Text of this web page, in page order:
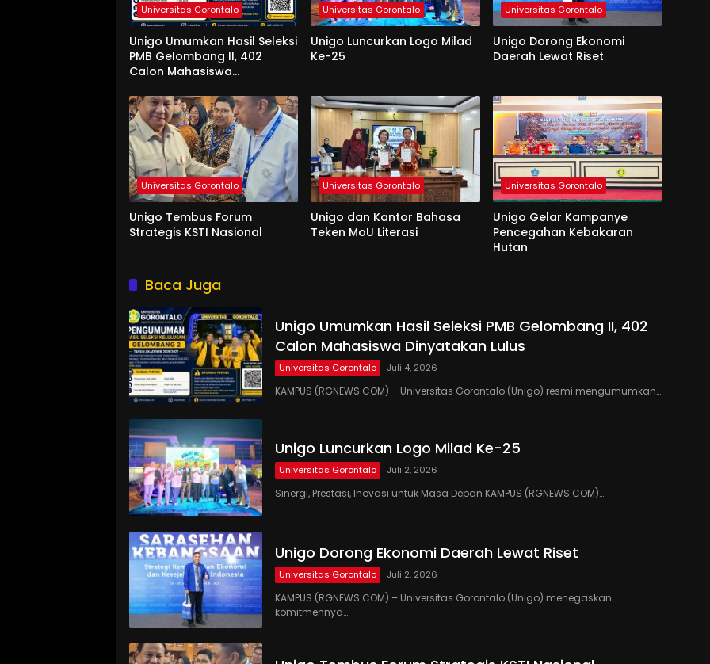
Universitas Gorontalo
Unigo Umumkan Hasil Seleksi
PMB Gelombang II, 402
Calon Mahasiswa
Universitas Gorontalo
Unigo Luncurkan Logo Milad
Ke-25
Universitas Gorontalo
Unigo Dorong Ekonomi
Daerah Lewat Riset
Universitas Gorontalo
Unigo Tembus Forum
Strategis KSTI Nasional
Universitas Gorontalo
Unigo dan Kantor Bahasa
Teken MoU Literasi
Universitas Gorontalo
Unigo Gelar Kampanye
Pencegahan Kebakaran
Hutan
Baca Juga
Unigo Umumkan Hasil Seleksi PMB Gelombang II, 402
Calon Mahasiswa Dinyatakan Lulus
Universitas Gorontalo Juli 4, 2026
KAMPUS (RGNEWS.COM) – Universitas Gorontalo (Unigo) resmi mengumumkan…
Unigo Luncurkan Logo Milad Ke-25
Universitas Gorontalo Juli 2, 2026
Sinergi, Prestasi, Inovasi untuk Masa Depan KAMPUS (RGNEWS.COM)…
Unigo Dorong Ekonomi Daerah Lewat Riset
Universitas Gorontalo Juli 2, 2026
KAMPUS (RGNEWS.COM) – Universitas Gorontalo (Unigo) menegaskan
komitmennya…